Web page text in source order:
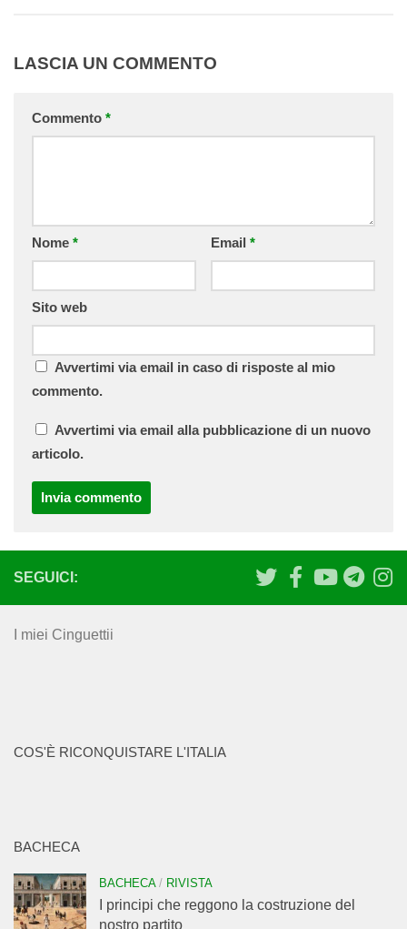
LASCIA UN COMMENTO
Commento *
Nome * Email *
Sito web
Avvertimi via email in caso di risposte al mio
commento.
Avvertimi via email alla pubblicazione di un nuovo
articolo.
SEGUICI:
I miei Cinguettii
COS'È RICONQUISTARE L'ITALIA
BACHECA
BACHECA/ RIVISTA
I principi che reggono la costruzione del
nostro partito